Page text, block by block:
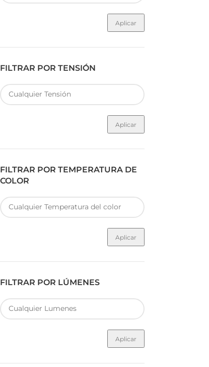
Aplicar
FILTRAR POR TENSIÓN
Aplicar
FILTRAR POR TEMPERATURA DE
COLOR
Aplicar
FILTRAR POR LÚMENES
Aplicar